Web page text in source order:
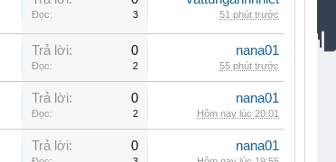
Đọc: 3 51 phút trước
Trả lời: 0
Đọc: 2
nana01
55 phút trước
Trả lời: 0
Đọc: 2
nana01
Hôm nay lúc 20:01
Trả lời: 0 nana01